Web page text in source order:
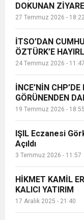
ve Onur
6:19 HBB BAŞKANI
CUMHURİYET
17:36 KURUMLAR
1:00 İTSO İŞ-KUR SGK TOPLANTI
21:40
18:22
GÖNÜLLERE
DOKUNAN
27 Temmuz 2026 -
İTSO’DAN
ÖZTÜRK’E
24 Temmuz 2026 - 11:47
İNCE’NİN
GÖRÜNENDEN
19 Temmuz 2026 - 18:55
IŞIL Eczanesi
Açıldı
3 Temmuz 2026 - 11:57
HİKMET KAMİL
KALICI YATIRIM
17 Aralık 2025 - 21:40